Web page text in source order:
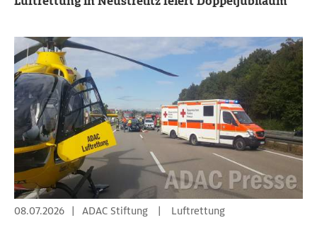
08.07.2026 | ADAC Stiftung | Luftrettung